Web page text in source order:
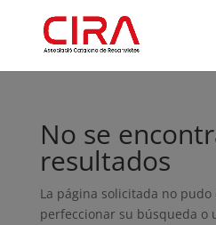
No se
resultados
La página solicitada no
perfeccionar su búsqueda o